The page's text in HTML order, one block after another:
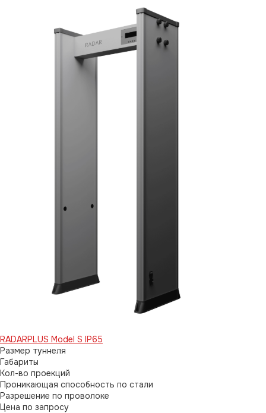
RADARPLUS Model S IP65
Размер туннеля
Габариты
Кол-во проекций
Проникающая способность по стали
Разрешение по проволоке
Цена по запросу